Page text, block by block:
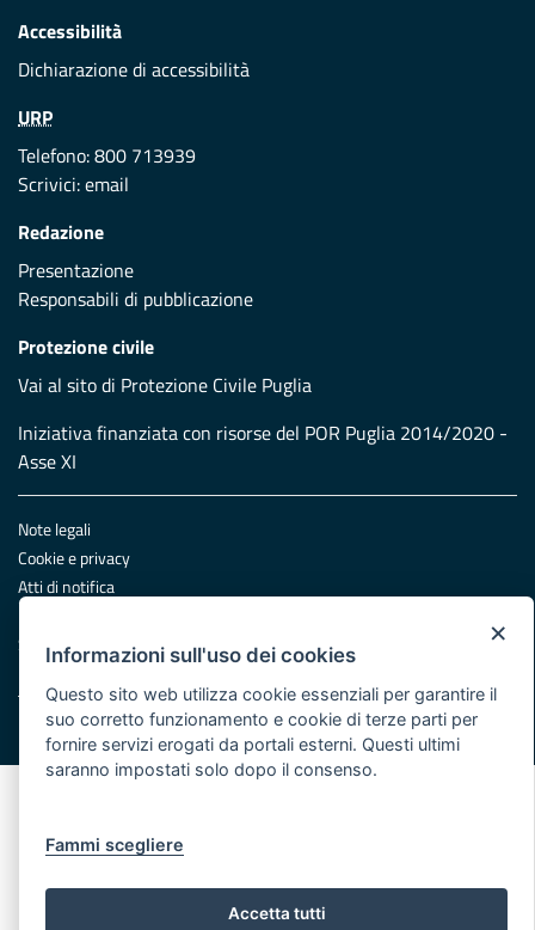
Accessibilità
Dichiarazione di accessibilità
URP
Telefono: 800 713939
Scrivici:email
Redazione
Presentazione
Responsabili di pubblicazione
Protezione civile
Vai al sito di Protezione Civile Puglia
Iniziativa finanziata con risorse del POR Puglia 2014/2020 -
Asse XI
Note legali
Cookie e privacy
Atti di notifica
Servizi Intranet
© Regione Puglia
×
Informazioni sull'uso dei cookies
Questo sito web utilizza cookie essenziali per garantire il
suo corretto funzionamento e cookie di terze parti per
fornire servizi erogati da portali esterni. Questi ultimi
saranno impostati solo dopo il consenso.
Fammi scegliere
Accetta tutti